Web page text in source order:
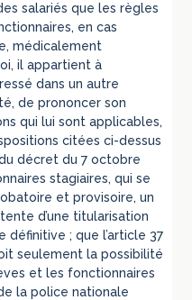
salariés que les règles
en cas
médicalement
il appartient à
dans un autre
de prononcer son
qui lui sont applicables,
citées ci-dessus
décret du 7 octobre
stagiaires, qui se
et provisoire, un
d’une titularisation
; que l’article 37
seulement la possibilité
et les fonctionnaires
la police nationale